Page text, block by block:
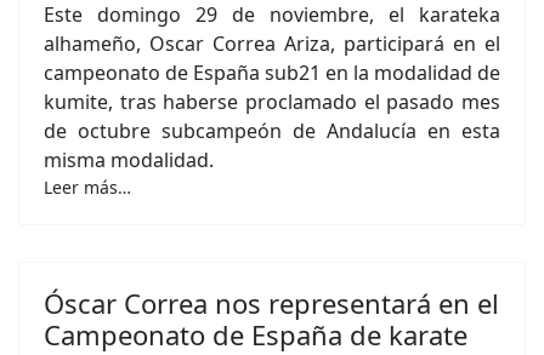
Este domingo 29 de noviembre, el karateka
alhameño, Oscar Correa Ariza, participará en el
campeonato de España sub21 en la modalidad de
kumite, tras haberse proclamado el pasado mes
de octubre subcampeón de Andalucía en esta
misma modalidad.
Leer más…
Óscar Correa nos representará en el
Campeonato de España de karate